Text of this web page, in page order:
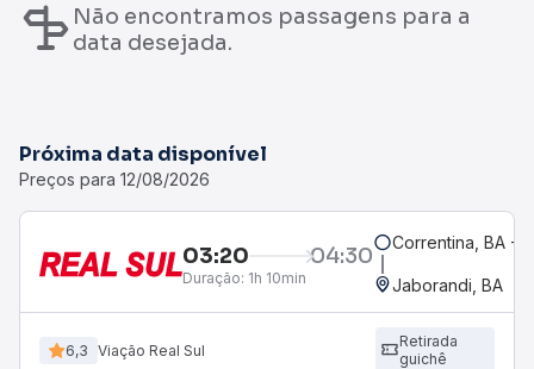
Não encontramos passagens para a
data desejada.
Próxima data disponível
Preços para 12/08/2026
03:20 04:30
Duração: 1h 10min
Correntina, BA -
Jaborandi, BA
6,3 Viação Real Sul
Retirada
guichê